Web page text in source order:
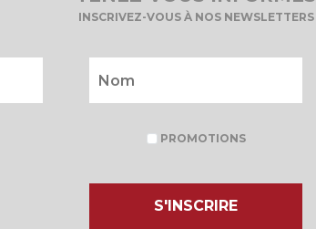
INSCRIVEZ-VOUS À NOS NEWSLETTERS
PROMOTIONS
S'INSCRIRE